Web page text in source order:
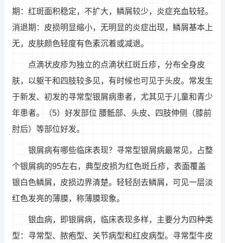
期：红斑面积稳定，不扩大，鳞屑较少，炎症充血较轻。
消退期：皮损明显缩小，无明显的炎症出现，鳞屑基本上
无，皮肤颜色轻度有色素沉着或减退。
点滴状皮疹为独立的点滴状红斑丘疹，分布全身皮
肤，以躯干和四肢较多见，有时候也可见于头皮。常发生
于新发、初发的寻常型银屑病患者，尤其见于儿童和青少
年患者。（5）好发部位 腰骶部、头皮、四肢伸侧（膝前
肘后）等部位好发。
银屑病有哪些临床表现？寻常型银屑病最常见，占整
个银屑病的95左右，典型皮损为红色斑丘疹，表面覆盖
银白色鳞屑，皮损边界清楚。轻轻刮去鳞屑，可见一层淡
红色发亮的薄膜，称薄膜现象。
银血病，即银屑病，临床表现多样，主要分为四种类
型：寻常型、脓疱型、关节病型和红皮病型。寻常型牛皮